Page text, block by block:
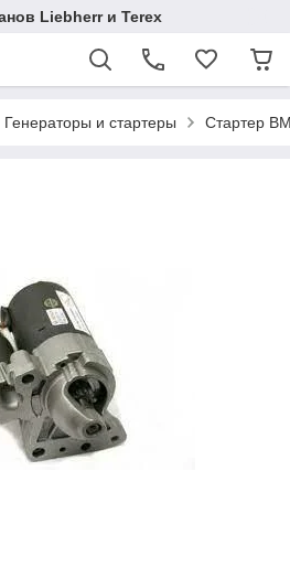
Liebherr и Terex
Генераторы и стартеры Стартер